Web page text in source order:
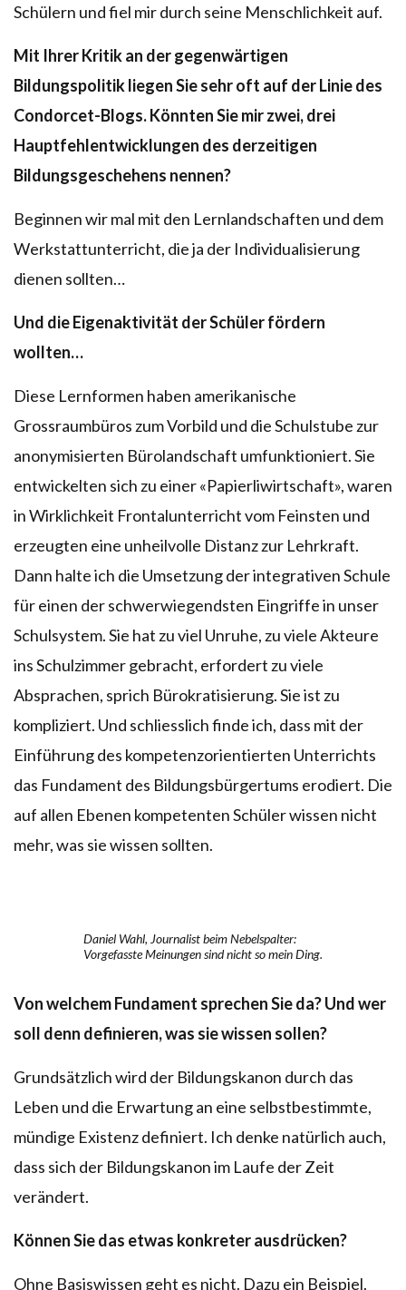
Schülern und fiel mir durch seine Menschlichkeit auf.
Mit Ihrer Kritik an der gegenwärtigen
Bildungspolitik liegen Sie sehr oft auf der Linie des
Condorcet-Blogs. Könnten Sie mir zwei, drei
Hauptfehlentwicklungen des derzeitigen
Bildungsgeschehens nennen?
Beginnen wir mal mit den Lernlandschaften und dem
Werkstattunterricht, die ja der Individualisierung
dienen sollten…
Und die Eigenaktivität der Schüler fördern
wollten…
Diese Lernformen haben amerikanische
Grossraumbüros zum Vorbild und die Schulstube zur
anonymisierten Bürolandschaft umfunktioniert. Sie
entwickelten sich zu einer «Papierliwirtschaft», waren
in Wirklichkeit Frontalunterricht vom Feinsten und
erzeugten eine unheilvolle Distanz zur Lehrkraft.
Dann halte ich die Umsetzung der integrativen Schule
für einen der schwerwiegendsten Eingriffe in unser
Schulsystem. Sie hat zu viel Unruhe, zu viele Akteure
ins Schulzimmer gebracht, erfordert zu viele
Absprachen, sprich Bürokratisierung. Sie ist zu
kompliziert. Und schliesslich finde ich, dass mit der
Einführung des kompetenzorientierten Unterrichts
das Fundament des Bildungsbürgertums erodiert. Die
auf allen Ebenen kompetenten Schüler wissen nicht
mehr, was sie wissen sollten.
Daniel Wahl, Journalist beim Nebelspalter:
Vorgefasste Meinungen sind nicht so mein Ding.
Von welchem Fundament sprechen Sie da? Und wer
soll denn definieren, was sie wissen sollen?
Grundsätzlich wird der Bildungskanon durch das
Leben und die Erwartung an eine selbstbestimmte,
mündige Existenz definiert. Ich denke natürlich auch,
dass sich der Bildungskanon im Laufe der Zeit
verändert.
Können Sie das etwas konkreter ausdrücken?
Ohne Basiswissen geht es nicht. Dazu ein Beispiel.